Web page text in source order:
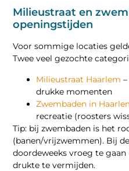
Milieustraat en
openingstijden
Voor sommige locaties
Twee veel gezochte
Milieustraat Haarlem
drukke momenten
Zwembaden in
recreatie (roosters
Tip: bij zwembaden is het
(banen/vrijzwemmen). Bij
doordeweeks vroeg te
drukte te vermijden.